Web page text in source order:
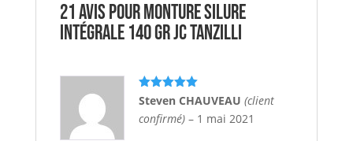
21 avis pourMonture Silure
Intégrale 140 gr JC TANZILLI
Note5sur
Steven CHAUVEAU (client
confirmé) – 1 mai 2021